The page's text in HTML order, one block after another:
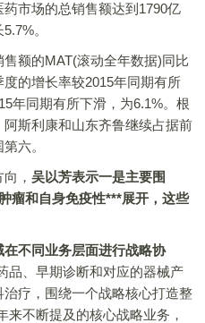
市场的总销售额达到1790亿
。
额的MAT(滚动全年数据)同比
的增长率较2015年同期有所
年同期有所下滑，为6.1%。根
斯利康和山东齐鲁继续占据前
六。
， 吴以芳表示一是主要围
瘤和自身免疫性***展开，这些
不同业务层面进行战略协
品、早期诊断和对应的器械产
疗，围绕一个战略核心打造整
来不断提及的核心战略业务，